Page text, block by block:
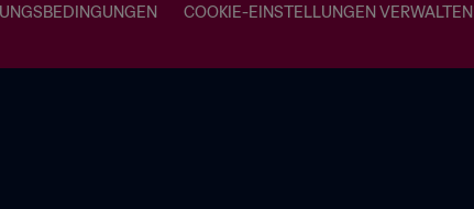
COOKIE-EINSTELLUNGEN VERWALTEN